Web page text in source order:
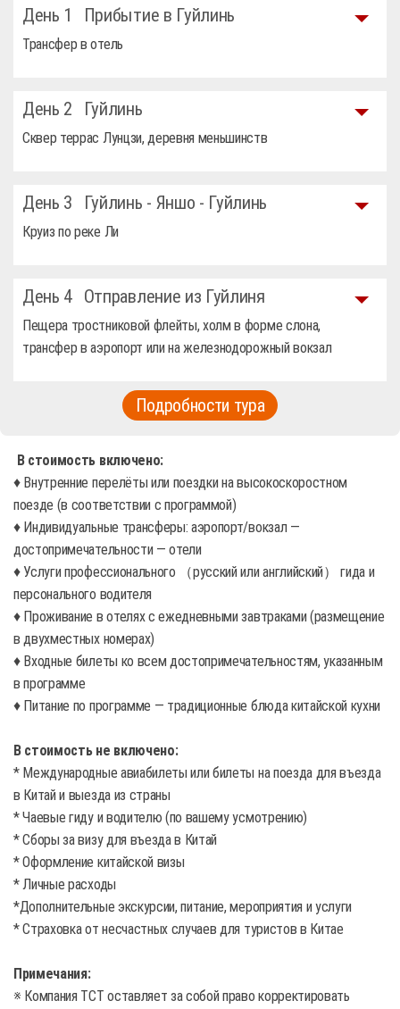
День 1 Прибытие в Гуйлинь
Трансфер в отель
День 2 Гуйлинь
Сквер террас Лунцзи, деревня меньшинств
День 3 Гуйлинь - Яншо - Гуйлинь
Круиз по реке Ли
День 4 Отправление из Гуйлиня
Пещера тростниковой флейты, холм в форме слона,
трансфер в аэропорт или на железнодорожный вокзал
Подробности тура
В стоимость включено:
♦ Внутренние перелёты или поездки на высокоскоростном
поезде (в соответствии с программой)
♦ Индивидуальные трансферы: аэропорт/вокзал —
достопримечательности — отели
♦ Услуги профессионального （русский или английский） гида и
персонального водителя
♦ Проживание в отелях с ежедневными завтраками (размещение
в двухместных номерах)
♦ Входные билеты ко всем достопримечательностям, указанным
в программе
♦ Питание по программе — традиционные блюда китайской кухни
В стоимость не включено:
* Международные авиабилеты или билеты на поезда для въезда
в Китай и выезда из страны
* Чаевые гиду и водителю (по вашему усмотрению)
* Сборы за визу для въезда в Китай
* Оформление китайской визы
* Личные расходы
*Дополнительные экскурсии, питание, мероприятия и услуги
* Страховка от несчастных случаев для туристов в Китае
Примечания:
※ Компания TCT оставляет за собой право корректировать